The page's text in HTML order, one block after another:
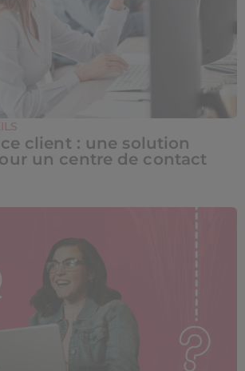
client : une solution
un centre de contact